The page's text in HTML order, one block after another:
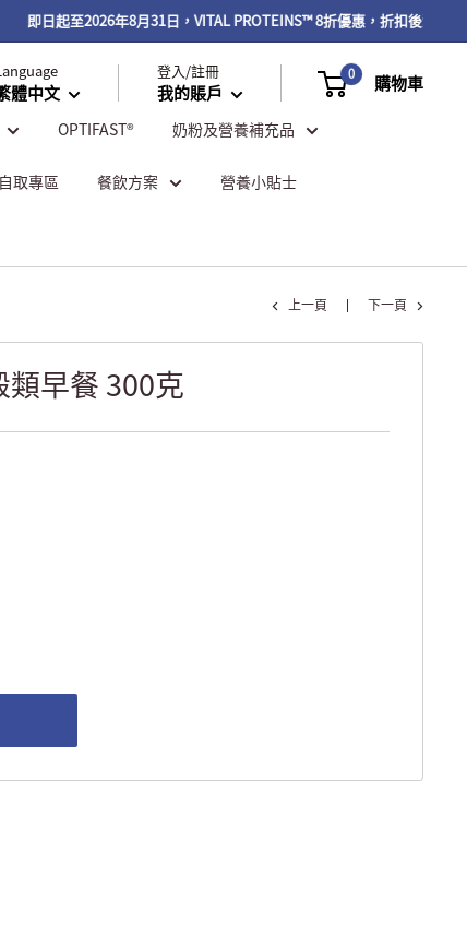
即日起至2026年8月31日，VITAL PROTEINS™ 8折優惠，折扣後滿$500再
體中文
登入/註冊
我的賬戶
0 購物車
OPTIFAST® 奶粉及營養補充品
自取專區 餐飲方案 營養小貼士
上一頁 下一頁
早餐 300克